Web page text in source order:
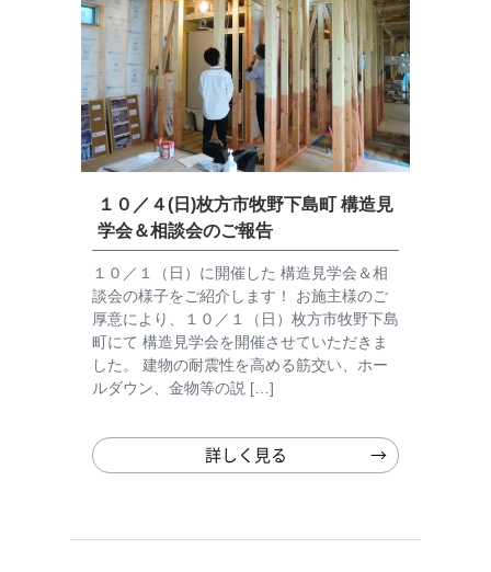
１０／４(日)枚方市牧野下島町 構造見
学会＆相談会のご報告
１０／１（日）に開催した 構造見学会＆相
談会の様子をご紹介します！ お施主様のご
厚意により、１０／１（日）枚方市牧野下島
町にて 構造見学会を開催させていただきま
した。 建物の耐震性を高める筋交い、ホー
ルダウン、金物等の説 […]
詳しく見る